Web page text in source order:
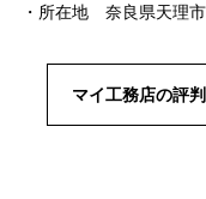
・所在地 奈良県天理
マイ工務店の評